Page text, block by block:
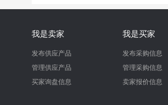
我是卖家
发布供应产品
管理供应产品
买家询盘信息
我是买家
发布采购信息
管理采购信息
卖家报价信息